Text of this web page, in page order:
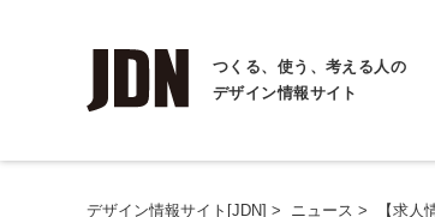
つくる、使う、考える人の
デザイン情報サイト
デザイン情報サイト[JDN] > ニュース > 【求